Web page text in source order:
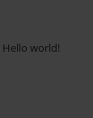
Hello world!